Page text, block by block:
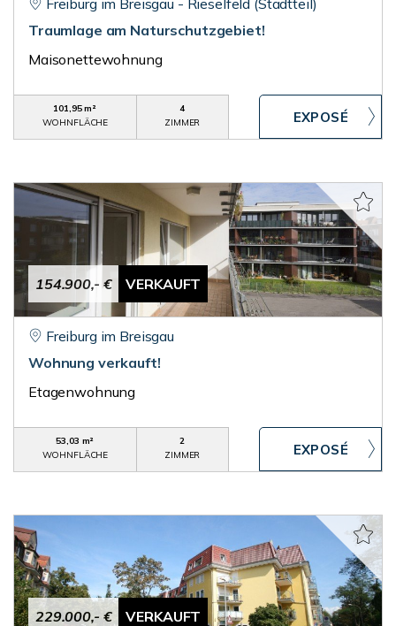
Freiburg im Breisgau - Rieselfeld (Stadtteil)
Traumlage am Naturschutzgebiet!
Maisonettewohnung
101,95 m²
WOHNFLÄCHE
4
ZIMMER
154.900,- € VERKAUFT
Freiburg im Breisgau
Wohnung verkauft!
Etagenwohnung
53,03 m²
WOHNFLÄCHE
2
ZIMMER
229.000,- € VERKAUFT